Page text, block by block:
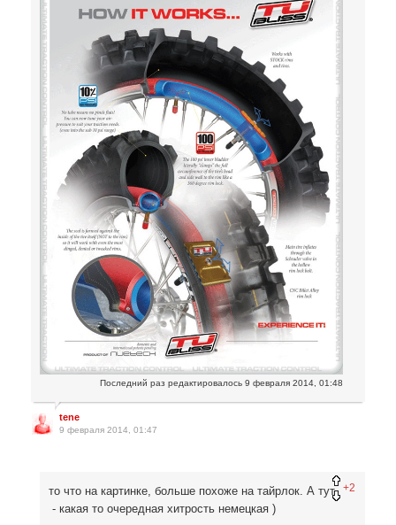
Последний раз редактировалось 9 февраля 2014, 01:48
tene
9 февраля 2014, 01:47
+2
то что на картинке, больше похоже на тайрлок. А тут
- какая то очередная хитрость немецкая )